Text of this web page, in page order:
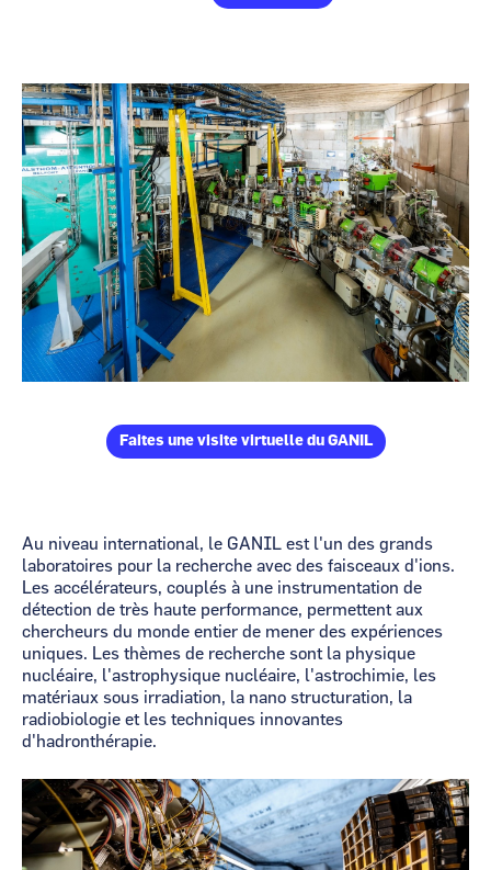
Image
Faites une visite virtuelle du GANIL
Au niveau international, le GANIL est l'un des grands
laboratoires pour la recherche avec des faisceaux d'ions.
Les accélérateurs, couplés à une instrumentation de
détection de très haute performance, permettent aux
chercheurs du monde entier de mener des expériences
uniques. Les thèmes de recherche sont la physique
nucléaire, l'astrophysique nucléaire, l'astrochimie, les
matériaux sous irradiation, la nano structuration, la
radiobiologie et les techniques innovantes
d'hadronthérapie.
Image